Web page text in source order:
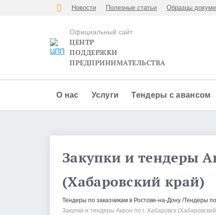
Новости Полезные статьи Образцы
Официальный сайт
ЦЕНТР
ПОДДЕРЖКИ
ПРЕДПРИНИМАТЕЛЬСТВА
О нас Услуги Тендеры с авансом
Закупки и тендеры
(Хабаровский край)
Тендеры по заказчикам в Ростове-на-Дону Тендеры
Закупки и тендеры Акрон по г. Хабаровск